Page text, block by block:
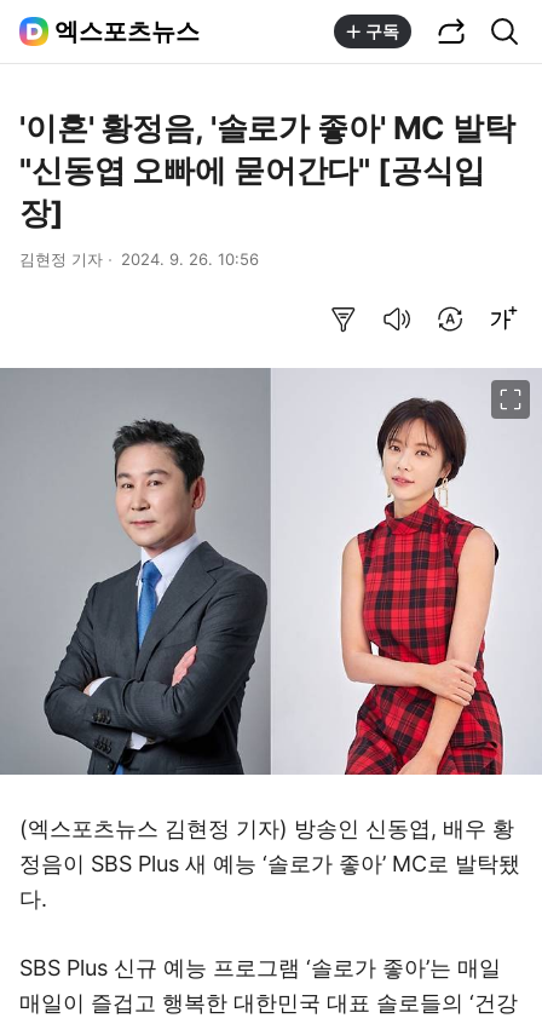
엑스포츠뉴스 구독
'이혼' 황정음, '솔로가 좋아' MC 발탁
"신동엽 오빠에 묻어간다" [공식입
장]
김현정 기자 2024. 9. 26. 10:56
(엑스포츠뉴스 김현정 기자) 방송인 신동엽, 배우 황
정음이 SBS Plus 새 예능 ‘솔로가 좋아’ MC로 발탁됐
다.
SBS Plus 신규 예능 프로그램 ‘솔로가 좋아’는 매일
매일이 즐겁고 행복한 대한민국 대표 솔로들의 ‘건강